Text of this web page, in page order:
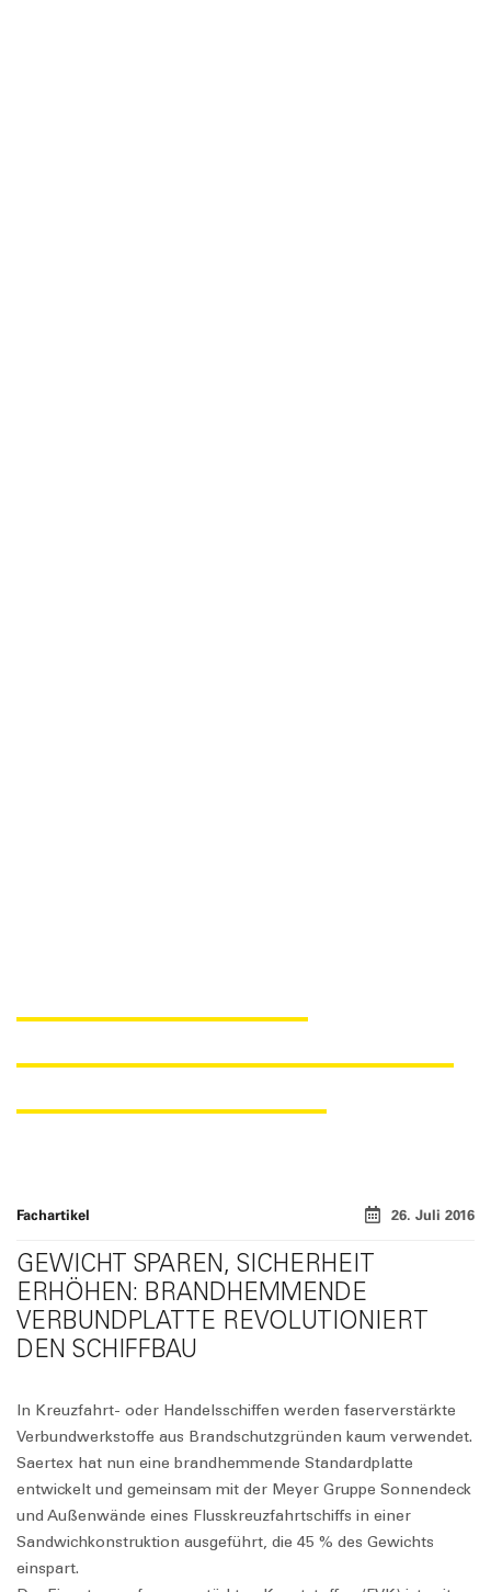
Fachartikel 26. Juli 2016
GEWICHT SPAREN, SICHERHEIT
ERHÖHEN: BRANDHEMMENDE
VERBUNDPLATTE REVOLUTIONIERT
DEN SCHIFFBAU
In Kreuzfahrt- oder Handelsschiffen werden faserverstärkte
Verbundwerkstoffe aus Brandschutzgründen kaum verwendet.
Saertex hat nun eine brandhemmende Standardplatte
entwickelt und gemeinsam mit der Meyer Gruppe Sonnendeck
und Außenwände eines Flusskreuzfahrtschiffs in einer
Sandwichkonstruktion ausgeführt, die 45 % des Gewichts
einspart.